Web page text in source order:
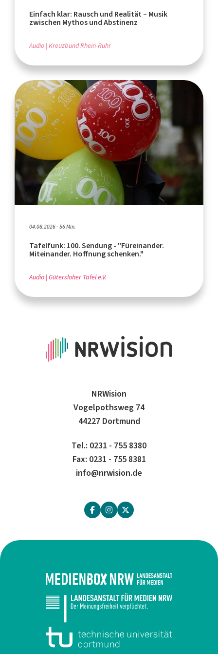
Einfach klar: Rausch und Realität – Musik
zwischen Mythos und Abstinenz
Audio Kreuzbund Rhein-Ruhr
04.08.2026 - 56 Min.
Tafelfunk: 100. Sendung - "Füreinander.
Miteinander. Hoffnung schenken."
Audio Gütersloher Tafel e.V.
NRWision
Vogelpothsweg 74
44227 Dortmund
Tel.: 0231 - 755 8380
Fax: 0231 - 755 8381
info@nrwision.de